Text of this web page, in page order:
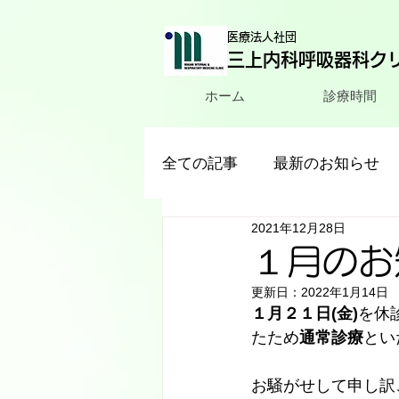
三上内科呼吸器科ク
医療法人社団
ホーム 診療時間
全ての記事 最新のお知らせ
１月の
2021年12月28日
更新日： 2022年1月14日
１月２１日(金)を休
たため通常診療と
お騒がせして申し